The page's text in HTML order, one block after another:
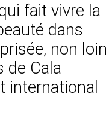
fait vivre la
dans
non loin
de Cala
international